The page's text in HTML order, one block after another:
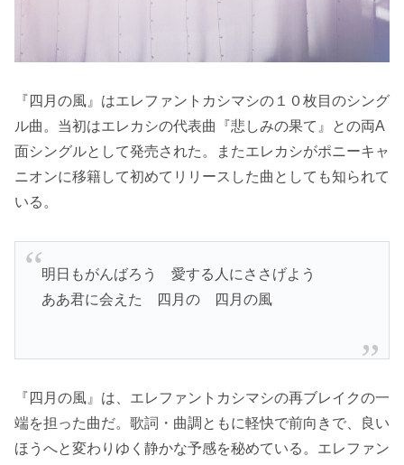
『四月の風』はエレファントカシマシの１０枚目のシング
ル曲。当初はエレカシの代表曲『悲しみの果て』との両A
面シングルとして発売された。またエレカシがポニーキャ
ニオンに移籍して初めてリリースした曲としても知られて
いる。
明日もがんばろう 愛する人にささげよう
ああ君に会えた 四月の 四月の風
『四月の風』は、エレファントカシマシの再ブレイクの一
端を担った曲だ。歌詞・曲調ともに軽快で前向きで、良い
ほうへと変わりゆく静かな予感を秘めている。エレファン